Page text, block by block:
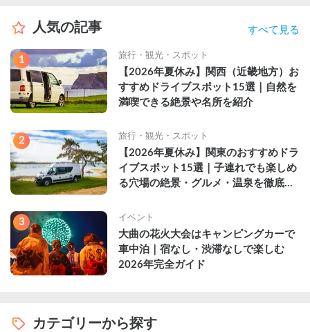
人気の記事 すべて見る
1 旅行・観光・スポット
【2026年夏休み】関西（近畿地方）お
すすめドライブスポット15選｜自然を
満喫できる絶景や名所を紹介
2 旅行・観光・スポット
【2026年夏休み】関東のおすすめドラ
イブスポット15選｜子連れでも楽しめ
る穴場の絶景・グルメ・温泉を徹底解
3 イベント
大曲の花火大会はキャンピングカーで
車中泊｜宿なし・渋滞なしで楽しむ
2026年完全ガイド
カテゴリーから探す